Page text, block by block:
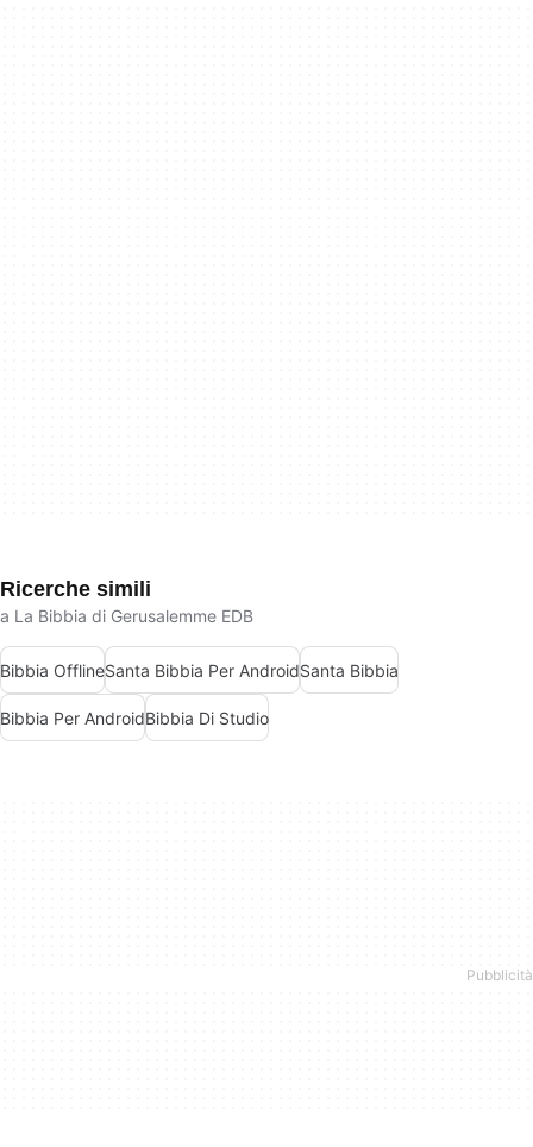
Ricerche simili
a La Bibbia di Gerusalemme EDB
Bibbia OfflineSanta Bibbia Per AndroidSanta Bibbia
Bibbia Per AndroidBibbia Di Studio